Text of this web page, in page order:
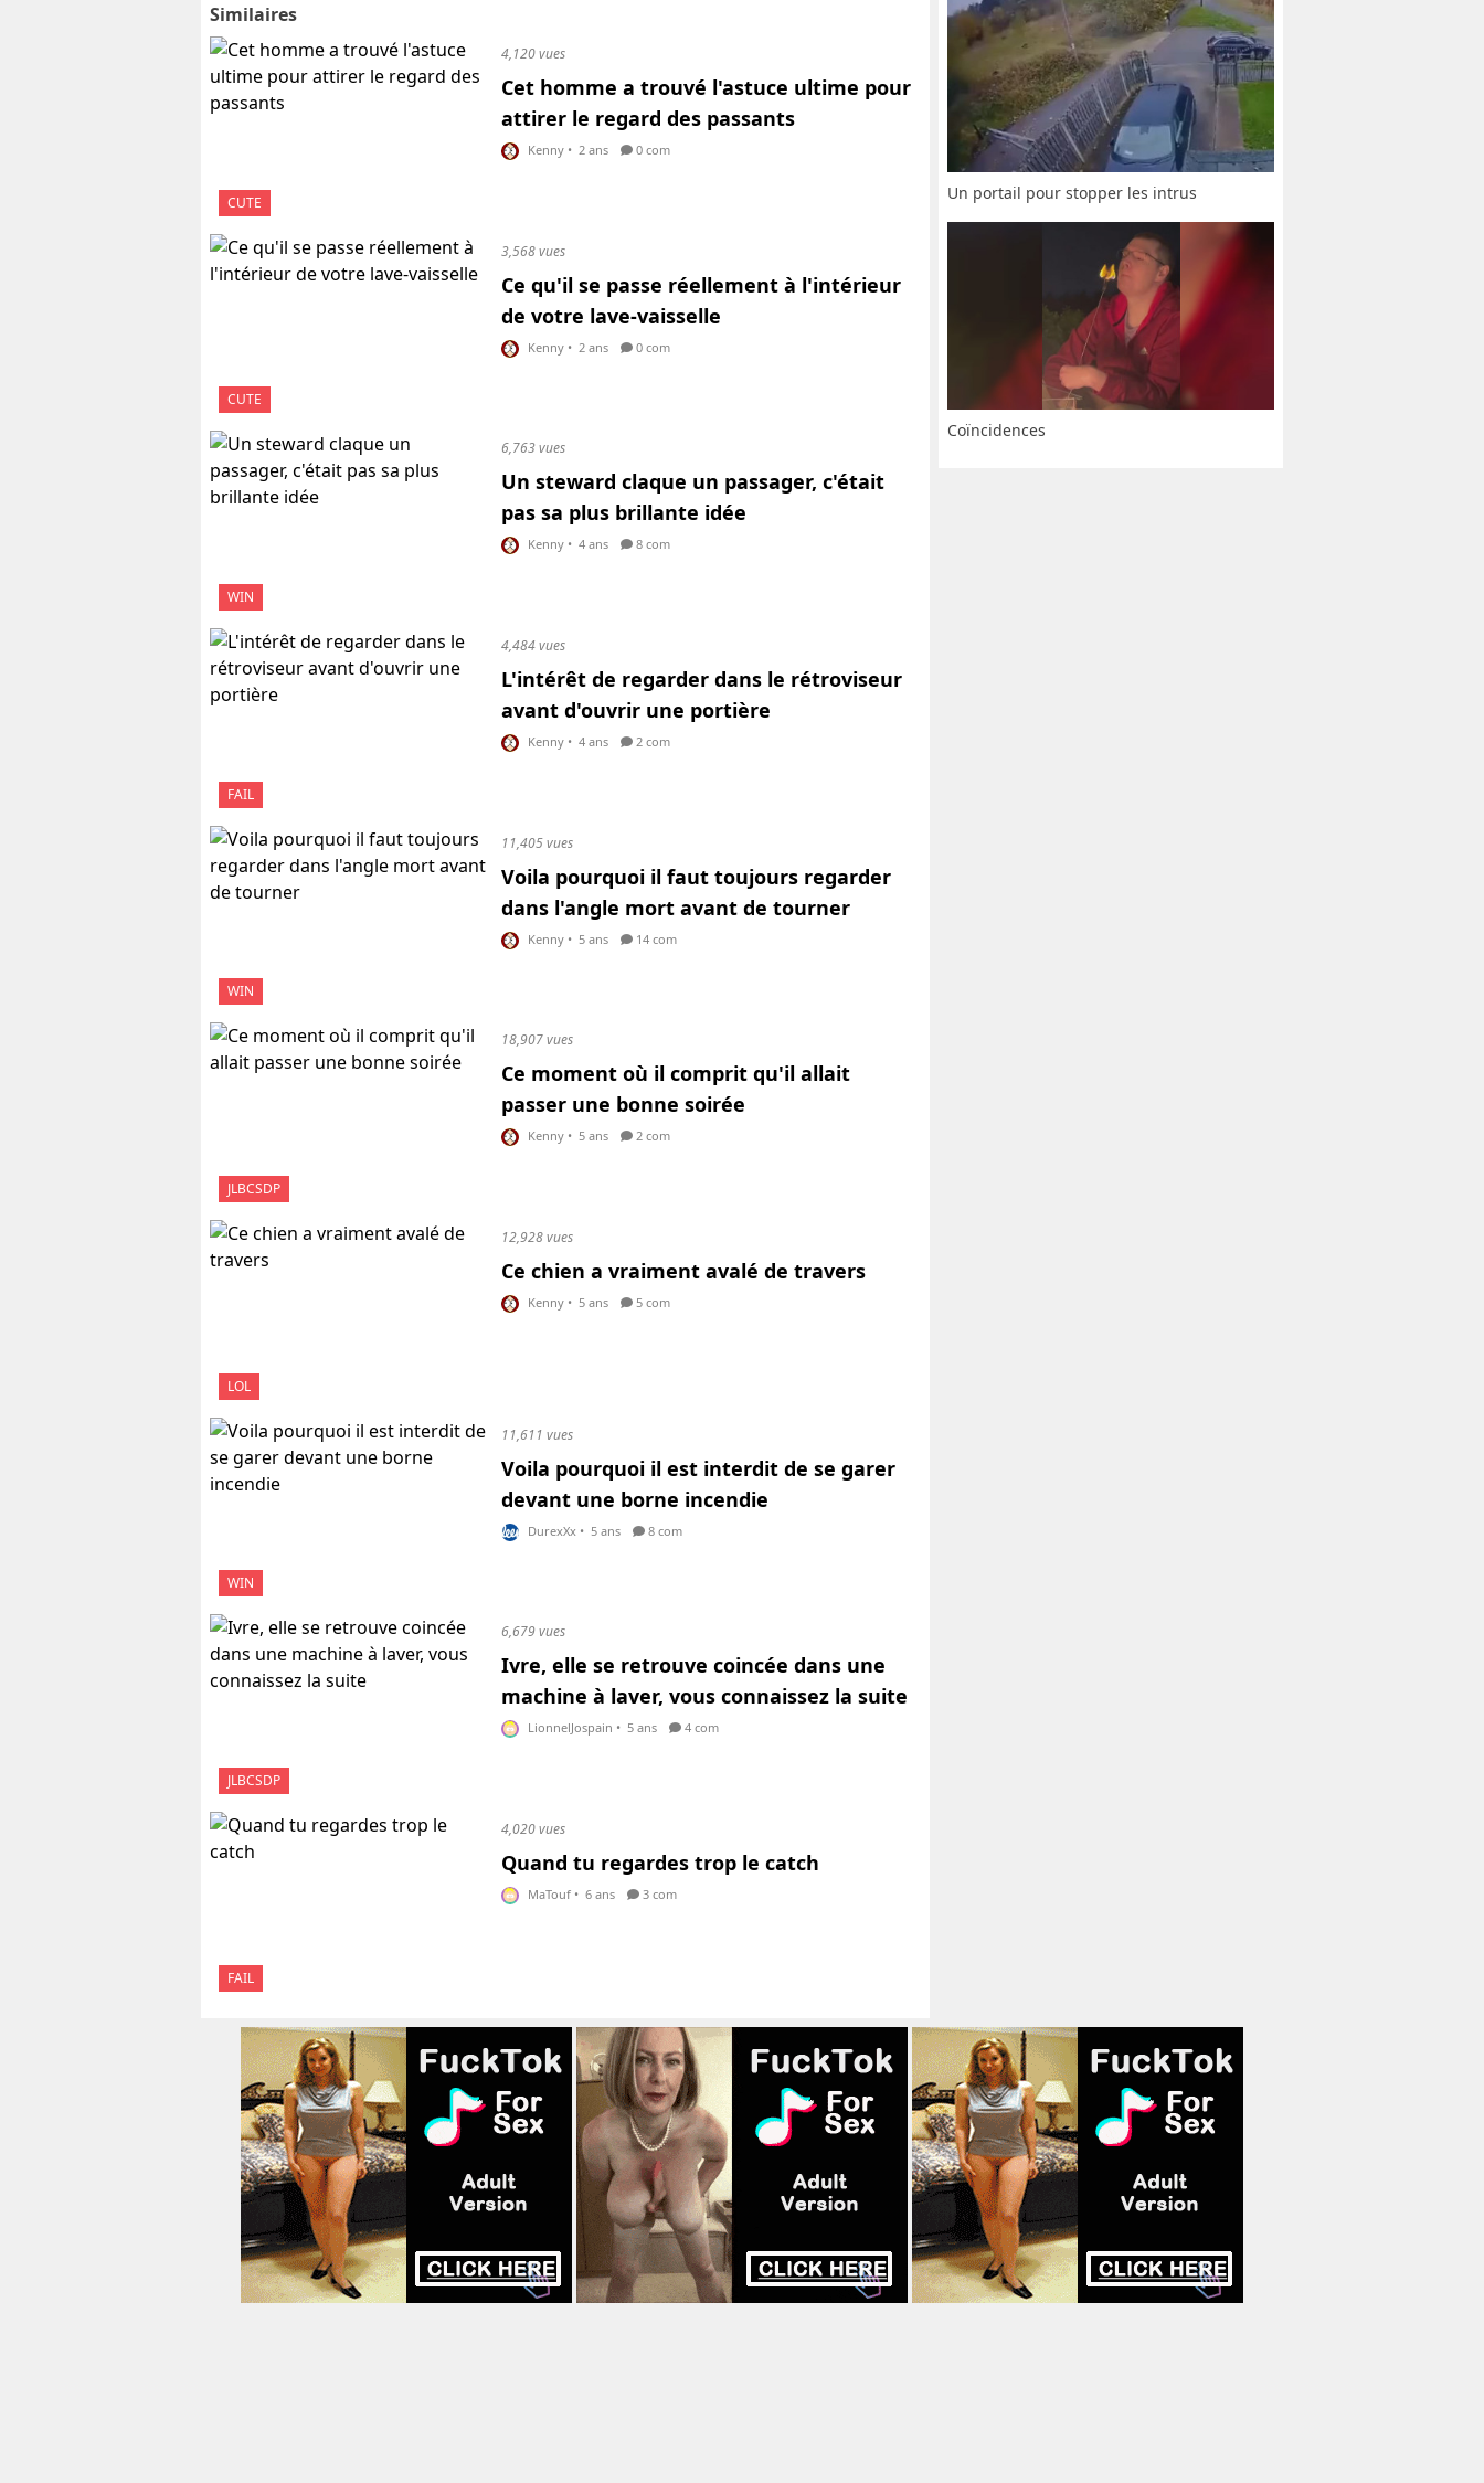
Similaires
CUTE
4,120 vues
Cet homme a trouvé l'astuce ultime pour
attirer le regard des passants
Kenny • 2 ans 0 com
CUTE
3,568 vues
Ce qu'il se passe réellement à l'intérieur
de votre lave-vaisselle
Kenny • 2 ans 0 com
WIN
6,763 vues
Un steward claque un passager, c'était
pas sa plus brillante idée
Kenny • 4 ans 8 com
FAIL
4,484 vues
L'intérêt de regarder dans le rétroviseur
avant d'ouvrir une portière
Kenny • 4 ans 2 com
WIN
11,405 vues
Voila pourquoi il faut toujours regarder
dans l'angle mort avant de tourner
Kenny • 5 ans 14 com
JLBCSDP
18,907 vues
Ce moment où il comprit qu'il allait
passer une bonne soirée
Kenny • 5 ans 2 com
LOL
12,928 vues
Ce chien a vraiment avalé de travers
Kenny • 5 ans 5 com
WIN
11,611 vues
Voila pourquoi il est interdit de se garer
devant une borne incendie
DurexXx • 5 ans 8 com
JLBCSDP
6,679 vues
Ivre, elle se retrouve coincée dans une
machine à laver, vous connaissez la suite
LionnelJospain • 5 ans 4 com
FAIL
4,020 vues
Quand tu regardes trop le catch
MaTouf • 6 ans 3 com
Un portail pour stopper les intrus
Coïncidences